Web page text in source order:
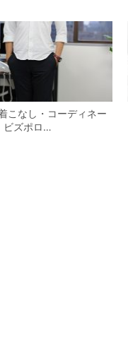
こなし・コーディネー
ズポロ…